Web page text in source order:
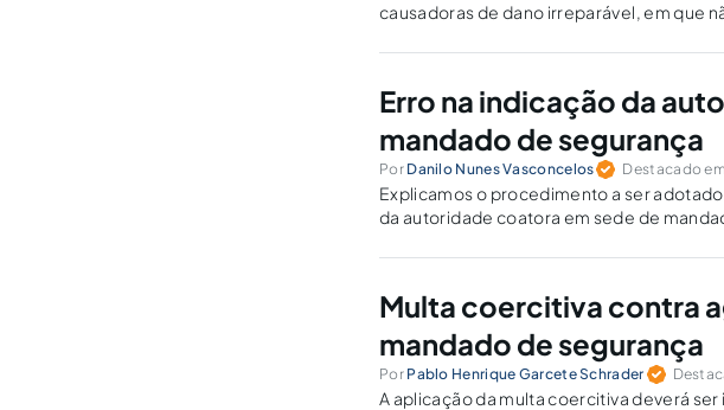
causadoras de dano irreparável, em que
Erro na indicação da
mandado de segurança
Por Danilo Nunes Vasconcelos Destacado
Explicamos o procedimento a ser
da autoridade coatora em sede de
Multa coercitiva contra
mandado de segurança
Por Pablo Henrique Garcete Schrader
A aplicação da multa coercitiva deverá